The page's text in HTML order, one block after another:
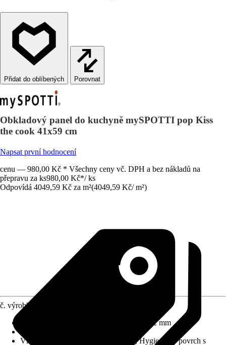
Porovnat
Obkladový panel do kuchyně mySPOTTI pop Kiss
the cook 41x59 cm
Napsat první hodnocení
cenu — 980,00 Kč * Všechny ceny vč. DPH a bez nákladů na
přepravu za ks980,00 Kč*/ ks
Odpovídá 4049,59 Kč za m²(4049,59 Kč/ m²)
č. výrobku
590 mm x 410 mm x 2 mm
Vlastnosti
Beze spár = méně čištění, Hygienický povrch s